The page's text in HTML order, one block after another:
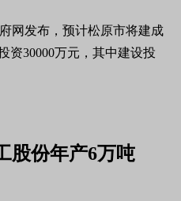
网发布，预计松原市将建成
资30000万元，其中建设投
股份年产6万吨